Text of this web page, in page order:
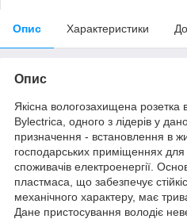
Опис Характеристики
Опис
Якісна вологозахищена розетка
Bylectrica, одного з лідерів у
призначення - встановлення в
господарських приміщеннях для
споживачів електроенергії.
пластмаса, що забезпечує
механічного характеру, має
Дане пристосування володіє